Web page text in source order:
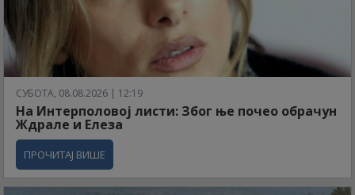
СУБОТА, 08.08.2026 | 12:19
На Интерполовој листи: Због ње почео обрачун
Ждрале и Елеза
ПРОЧИТАЈ ВИШЕ